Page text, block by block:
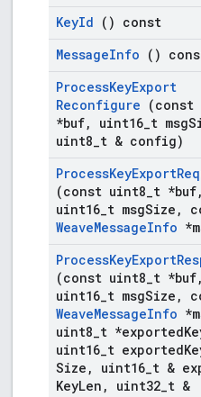
KeyId () const
MessageInfo ()
ProcessKeyExport
Reconfigure (const
*buf, uint16 t msg
uint8 t & config)
ProcessKeyExport
(const uint8 t *buf,
uint16 t msgSize ,
WeaveMessageInfo
ProcessKeyExport
(const uint8 t *buf,
uint16 t msgSize ,
WeaveMessageInfo
uint8 t *exported
uint16 t exported
Size , uint16 t &
KeyLen , uint32 t &